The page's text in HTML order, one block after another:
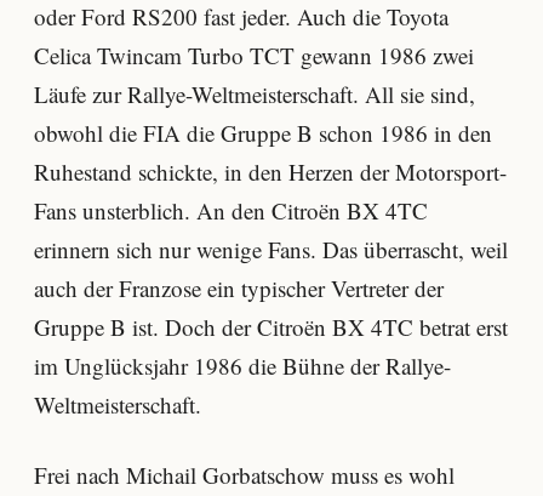
oder Ford RS200 fast jeder. Auch die Toyota
Celica Twincam Turbo TCT gewann 1986 zwei
Läufe zur Rallye-Weltmeisterschaft. All sie sind,
obwohl die FIA die Gruppe B schon 1986 in den
Ruhestand schickte, in den Herzen der Motorsport-
Fans unsterblich. An den Citroën BX 4TC
erinnern sich nur wenige Fans. Das überrascht, weil
auch der Franzose ein typischer Vertreter der
Gruppe B ist. Doch der Citroën BX 4TC betrat erst
im Unglücksjahr 1986 die Bühne der Rallye-
Weltmeisterschaft.
Frei nach Michail Gorbatschow muss es wohl